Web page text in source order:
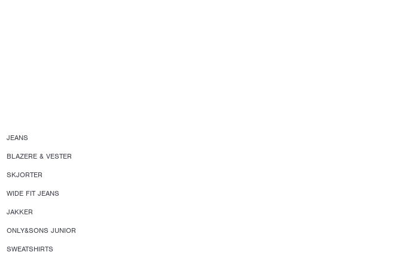
JEANS
BLAZERE & VESTER
SKJORTER
WIDE FIT JEANS
JAKKER
ONLY&SONS JUNIOR
SWEATSHIRTS